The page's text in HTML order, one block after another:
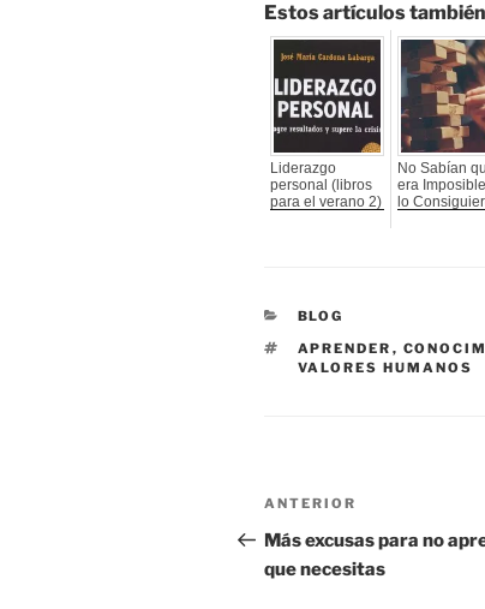
Estos artículos
Liderazgo
personal (libros
para el verano 2)
No Sabían
era
lo
CATEGORÍAS
BLOG
ETIQUETAS
APRENDER ,
VALORES HUMANOS
Navegación
de
entradas
Entrada
anterior:
ANTERIOR
Más excusas para no
que necesitas